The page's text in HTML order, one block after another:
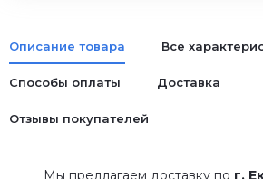
Описание товара Все
Способы оплаты Доставка
Отзывы покупателей
Мы предлагаем доставку по г.